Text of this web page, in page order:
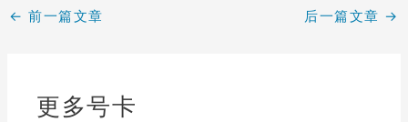
← 前一篇文章 后一篇文章 →
更多号卡